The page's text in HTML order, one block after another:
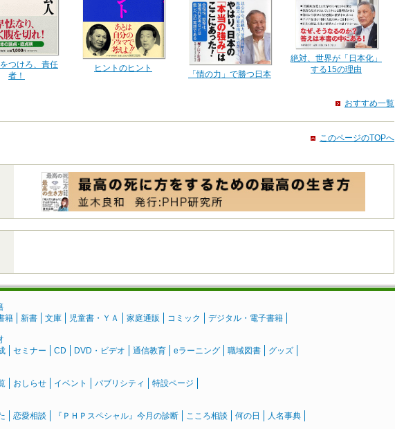
つけろ、責任
者！
ヒントのヒント
「情の力」で勝つ日本
絶対、世界が「日本化」
する15の理由
おすすめ一覧
このページのTOPへ
籍 新書 文庫 児童書・ＹＡ 家庭通販 コミック デジタル・電子書籍
セミナー CD DVD・ビデオ 通信教育 eラーニング 職域図書 グッズ
おしらせ イベント パブリシティ 特設ページ
恋愛相談 『ＰＨＰスペシャル』今月の診断 こころ相談 何の日 人名事典